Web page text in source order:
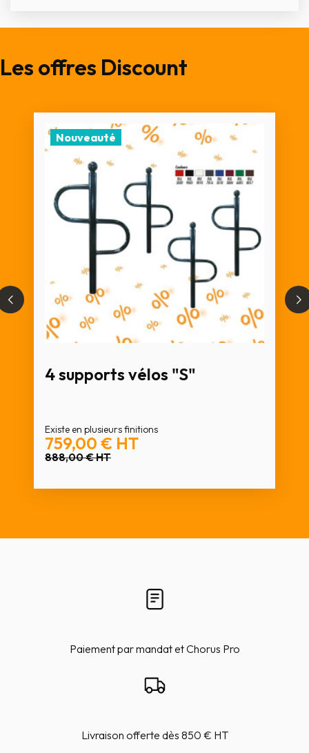
Les offres Discount
4 supports vélos "S"
Existe en plusieurs finitions
759,00 € HT
888,00 €HT
Nouveauté
Paiement par mandat et Chorus Pro
Livraison offerte dès 850 € HT